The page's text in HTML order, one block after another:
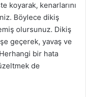
koyarak, kenarlarını
Böylece dikiş
olursunuz. Dikiş
geçerek, yavaş ve
bir hata
de